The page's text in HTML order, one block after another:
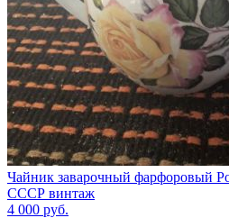
Чайник заварочный фарфоровый
СССР винтаж
4 000 руб.